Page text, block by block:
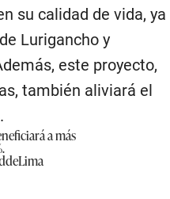
su calidad de vida, ya
Lurigancho y
este proyecto,
también aliviará el
a más